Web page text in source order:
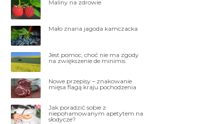
Maliny na zdrowie
Mało znana jagoda kamczacka
Jest pomoc, choć nie ma zgody
na zwiększenie de minimis
Nowe przepisy – znakowanie
mięsa flagą kraju pochodzenia
Jak poradzić sobie z
niepohamowanym apetytem na
słodycze?